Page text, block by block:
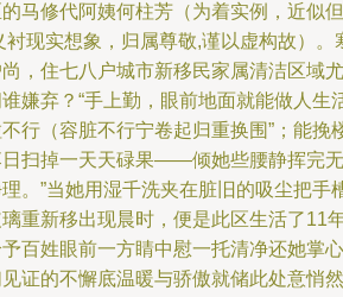
马修代阿姨何柱芳（为着实例，近似但
现实想象，归属尊敬,谨以虚构故）。
，住七八户城市新移民家属清洁区域尤
嫌弃？“手上勤，眼前地面就能做人生
行（容脏不行宁卷起归重换围”；能挽
日扫掉一天天碌果——倾她些腰静挥完无
。”当她用湿千洗夹在脏旧的吸尘把手
重新移出现晨时，便是此区生活了11
百姓眼前一方睛中慰一托清净还她掌心
证的不懈底温暖与骄傲就储此处意悄然